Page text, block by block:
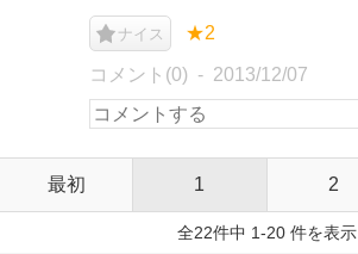
ナイス ★2
コメント(0) 2013/12/07
最初 1 2
全22件中 1-20 件を表示